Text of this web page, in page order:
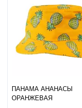
ПАНАМА АНАНАСЫ
ОРАНЖЕВАЯ